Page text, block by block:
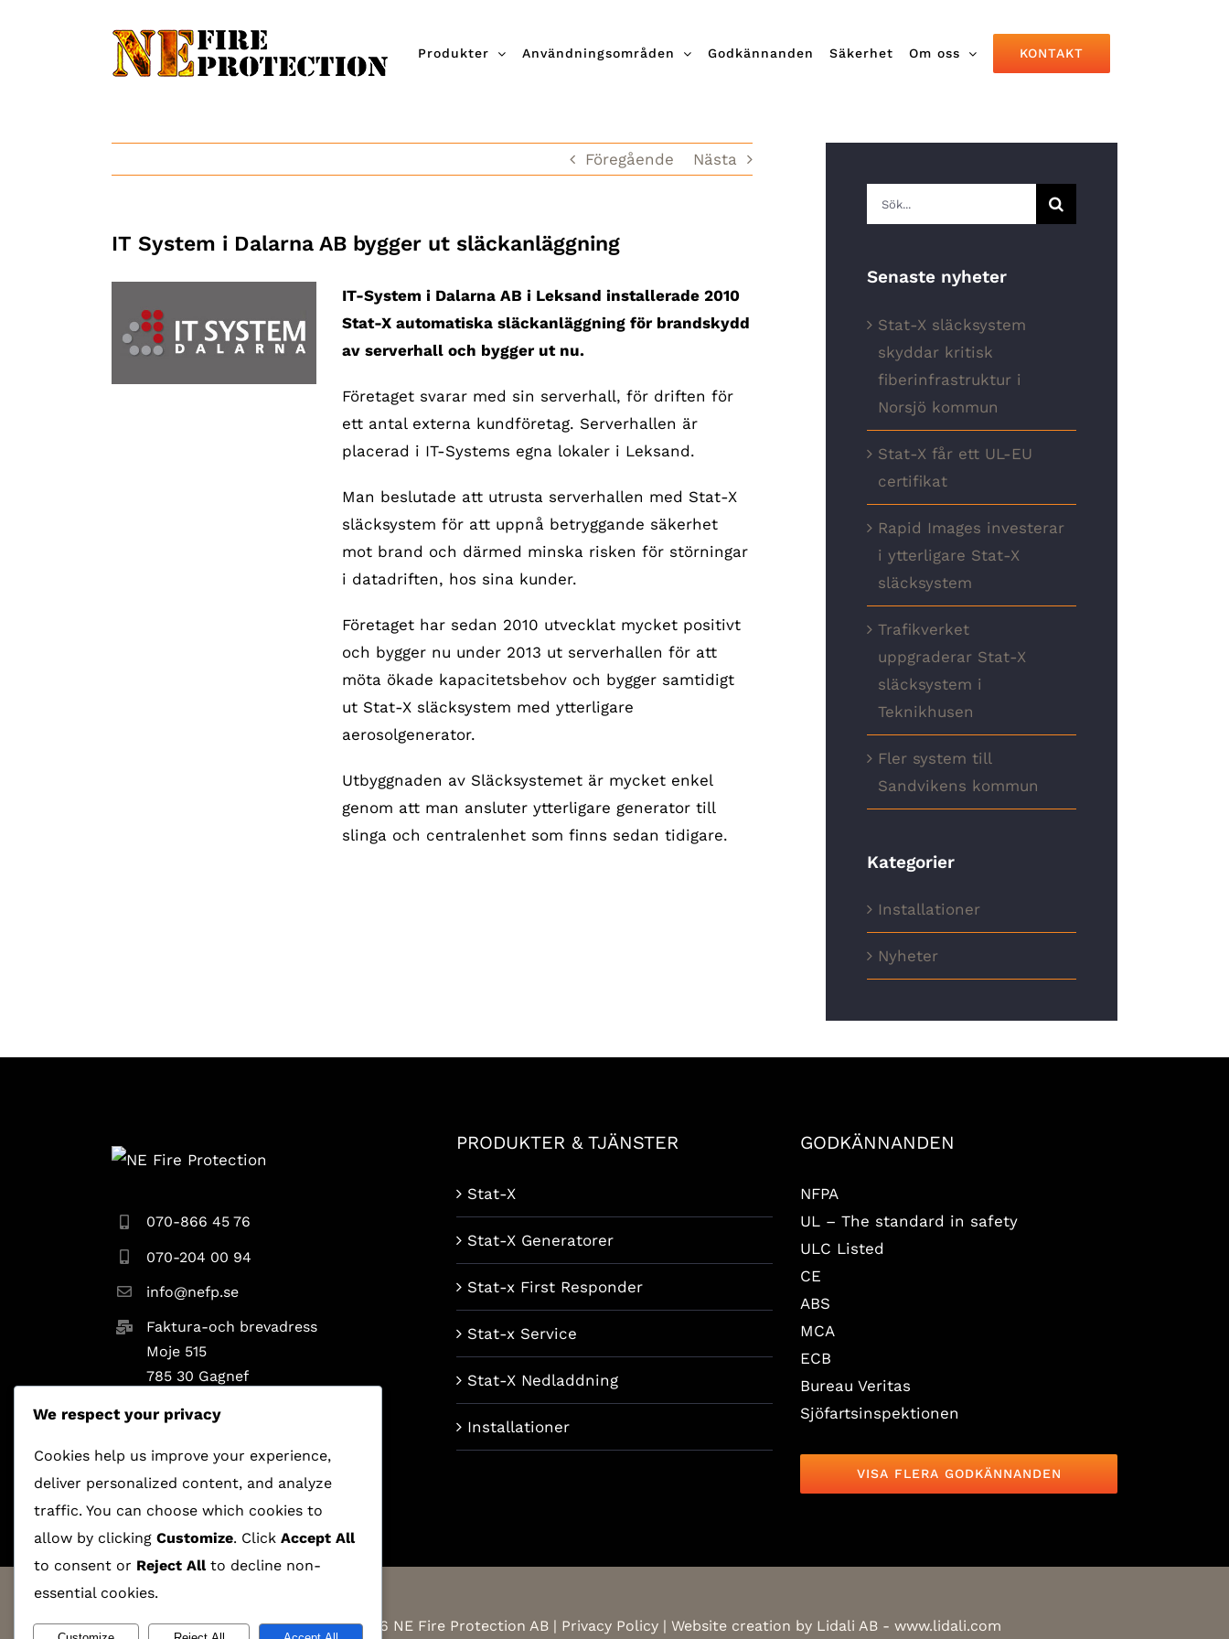
Produkter Användningsområden Godkännanden Säkerhet Om oss KONTAKT
Föregående Nästa
IT System i Dalarna AB bygger ut släckanläggning
IT-System i Dalarna AB i Leksand installerade 2010
Stat-X automatiska släckanläggning för brandskydd
av serverhall och bygger ut nu.
Företaget svarar med sin serverhall, för driften för
ett antal externa kundföretag. Serverhallen är
placerad i IT-Systems egna lokaler i Leksand.
Man beslutade att utrusta serverhallen med Stat-X
släcksystem för att uppnå betryggande säkerhet
mot brand och därmed minska risken för störningar
i datadriften, hos sina kunder.
Företaget har sedan 2010 utvecklat mycket positivt
och bygger nu under 2013 ut serverhallen för att
möta ökade kapacitetsbehov och bygger samtidigt
ut Stat-X släcksystem med ytterligare
aerosolgenerator.
Utbyggnaden av Släcksystemet är mycket enkel
genom att man ansluter ytterligare generator till
slinga och centralenhet som finns sedan tidigare.
Sök
efter:
Senaste nyheter
Stat-X släcksystem
skyddar kritisk
fiberinfrastruktur i
Norsjö kommun
Stat-X får ett UL-EU
certifikat
Rapid Images investerar
i ytterligare Stat-X
släcksystem
Trafikverket
uppgraderar Stat-X
släcksystem i
Teknikhusen
Fler system till
Sandvikens kommun
Kategorier
Installationer
Nyheter
070-866 45 76
070-204 00 94
info@nefp.se
Faktura-och brevadress
Moje 515
785 30 Gagnef
PRODUKTER & TJÄNSTER
Stat-X
Stat-X Generatorer
Stat-x First Responder
Stat-x Service
Stat-X Nedladdning
Installationer
GODKÄNNANDEN
NFPA
UL – The standard in safety
ULC Listed
CE
ABS
MCA
ECB
Bureau Veritas
Sjöfartsinspektionen
VISA FLERA GODKÄNNANDEN
Copyright 2008 -2026 NE Fire Protection AB | Privacy Policy | Website creation by Lidali AB - www.lidali.com
We respect your privacy
Cookies help us improve your experience,
deliver personalized content, and analyze
traffic. You can choose which cookies to
allow by clicking Customize. Click Accept All
to consent or Reject Allto decline non-
essential cookies.